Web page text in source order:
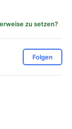
zu setzen?
Folgen